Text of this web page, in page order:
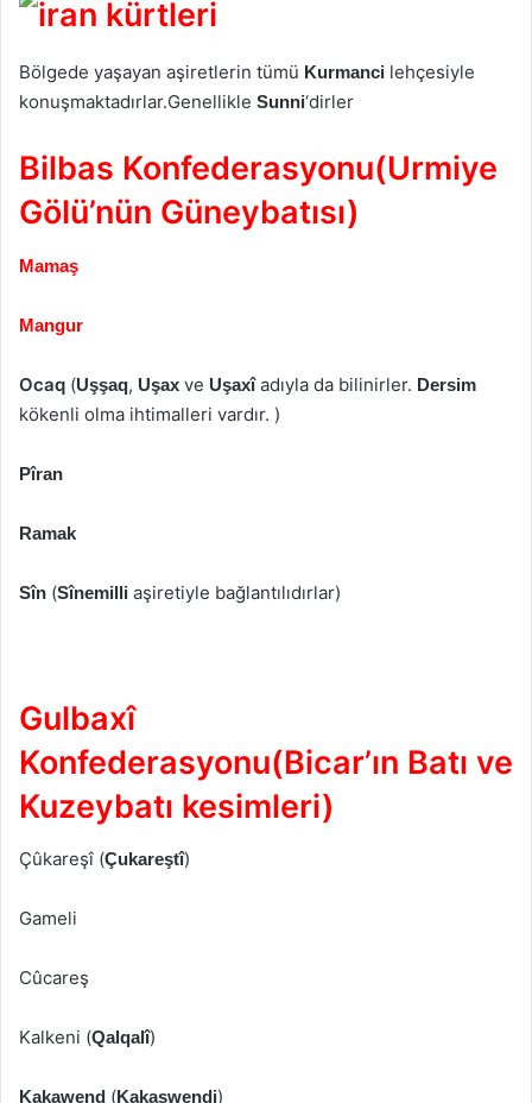
Bölgede yaşayan aşiretlerin tümü Kurmanci lehçesiyle
konuşmaktadırlar.Genellikle Sunni‘dirler
Bilbas Konfederasyonu(Urmiye
Gölü’nün Güneybatısı)
Mamaş
Mangur
Ocaq (Uşşaq, Uşax ve Uşaxîadıyla da bilinirler. Dersim
kökenli olma ihtimalleri vardır. )
Pîran
Ramak
Sîn (Sînemilli aşiretiyle bağlantılıdırlar)
Gulbaxî
Konfederasyonu(Bicar’ın Batı ve
Kuzeybatı kesimleri)
Çûkareşî (Çukareştî)
Gameli
Cûcareş
Kalkeni (Qalqalî)
Kakawend (Kakaswendi)